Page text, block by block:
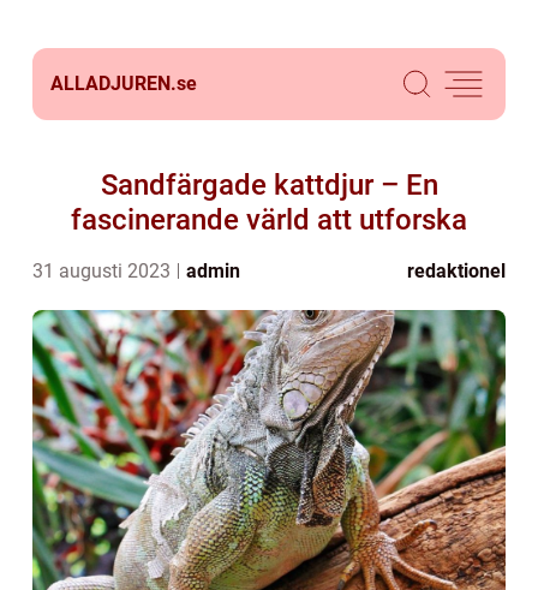
ALLADJUREN.se
Sandfärgade kattdjur – En
fascinerande värld att utforska
31 augusti 2023 admin redaktionel